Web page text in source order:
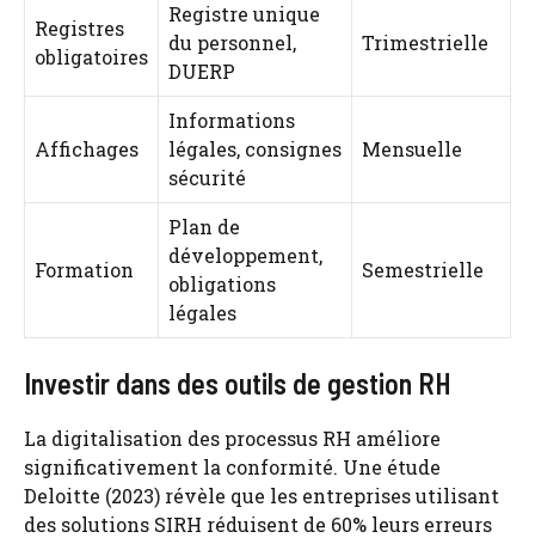
Registres
obligatoires
Registre unique
du personnel,
DUERP
Trimestrielle
Affichages
Informations
légales, consignes
sécurité
Mensuelle
Formation
Plan de
développement,
obligations
légales
Semestrielle
Investir dans des outils de gestion RH
La digitalisation des processus RH améliore
significativement la conformité. Une étude
Deloitte (2023) révèle que les entreprises utilisant
des solutions SIRH réduisent de 60% leurs erreurs